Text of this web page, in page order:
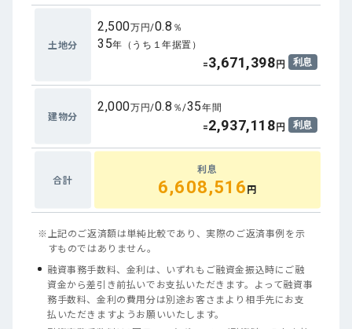
土地分
2,500万円/0.8 ％
35年（うち１年据置）
=3,671,398円 利息
建物分
2,000万円/0.8 ％/35年間
=2,937,118円 利息
合計
利息
6,608,516円
※ 上記のご返済額は単純比較であり、実際のご返済事例を示
すものではありません。
融資事務手数料、金利は、いずれもご融資金振込時にご融
資金から差引き前払いでお支払いただきます。よって融資事
務手数料、金利の費用分は別途お客さまより相手先にお支
払いただきますようお願いいたします。